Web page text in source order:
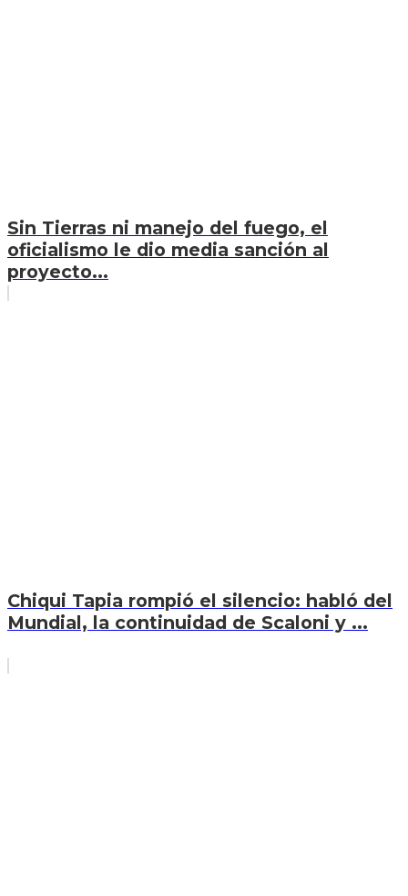
Sin Tierras ni manejo del fuego, el
oficialismo le dio media sanción al
proyecto...
Chiqui Tapia rompió el silencio: habló del
Mundial, la continuidad de Scaloni y ...